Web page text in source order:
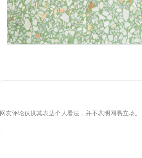
网友评论仅供其表达个人看法，并不表明网易立场。